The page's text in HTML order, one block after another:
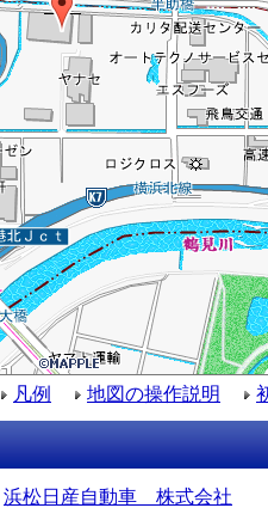
凡例
地図の操作説明
浜松日産自動車 株式会社